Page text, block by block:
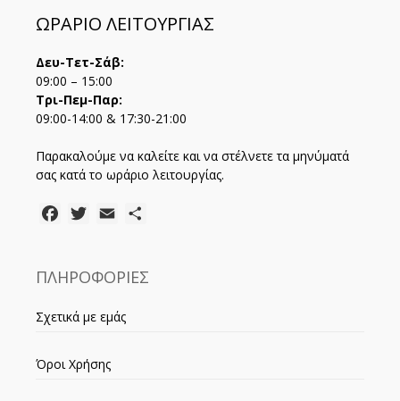
ΩΡΑΡΙΟ ΛΕΙΤΟΥΡΓΙΑΣ
Δευ-Τετ-Σάβ:
09:00 – 15:00
Τρι-Πεμ-Παρ:
09:00-14:00 & 17:30-21:00
Παρακαλούμε να καλείτε και να στέλνετε τα μηνύματά
σας κατά το ωράριο λειτουργίας.
FacebookTwitter
Email
ΠΛΗΡΟΦΟΡΙΕΣ
Σχετικά με εμάς
Όροι Χρήσης